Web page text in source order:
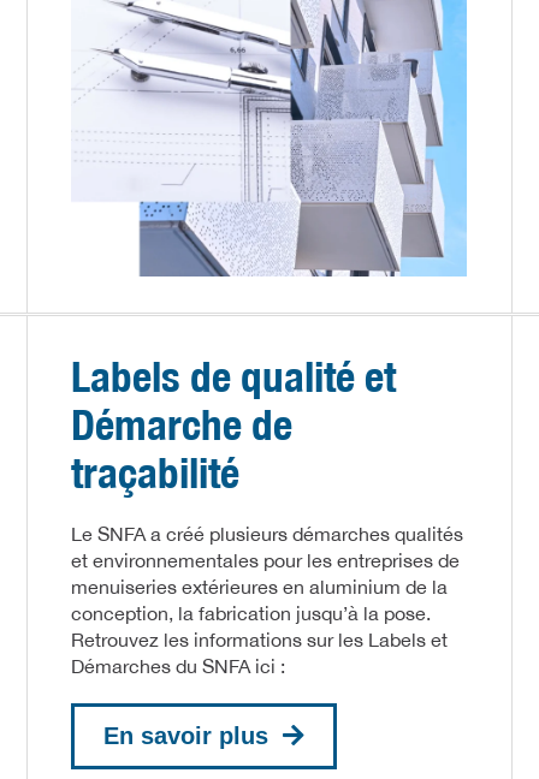
Labels de qualité et
Démarche de
traçabilité
Le SNFA a créé plusieurs démarches qualités
et environnementales pour les entreprises de
menuiseries extérieures en aluminium de la
conception, la fabrication jusqu’à la pose.
Retrouvez les informations sur les Labels et
Démarches du SNFA ici :
En savoir plus